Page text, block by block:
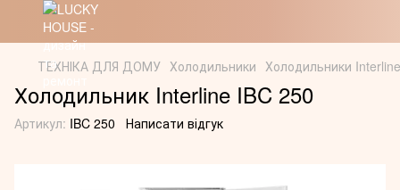
ТЕХНІКА ДЛЯ ДОМУ Холодильники Холодильники Interline
Холодильник Interline IBC 250
Артикул: IBC 250 Написати відгук